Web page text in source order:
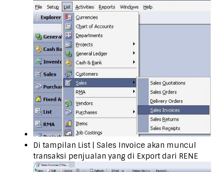
Di tampilan List | Sales Invoice akan muncul
transaksi penjualan yang di Export dari RENE